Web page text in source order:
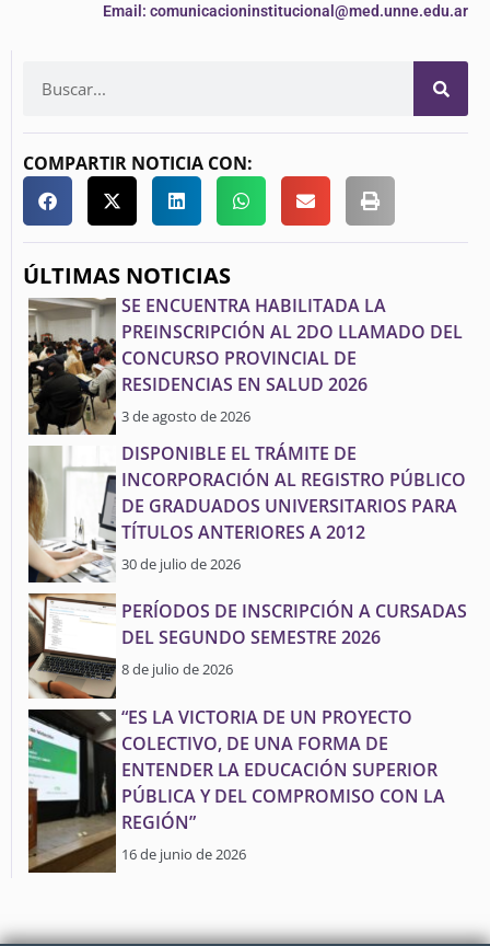
Email: comunicacioninstitucional@med.unne.edu.ar
COMPARTIR NOTICIA CON:
ÚLTIMAS NOTICIAS
SE ENCUENTRA HABILITADA LA
PREINSCRIPCIÓN AL 2DO LLAMADO DEL
CONCURSO PROVINCIAL DE
RESIDENCIAS EN SALUD 2026
3 de agosto de 2026
DISPONIBLE EL TRÁMITE DE
INCORPORACIÓN AL REGISTRO PÚBLICO
DE GRADUADOS UNIVERSITARIOS PARA
TÍTULOS ANTERIORES A 2012
30 de julio de 2026
PERÍODOS DE INSCRIPCIÓN A CURSADAS
DEL SEGUNDO SEMESTRE 2026
8 de julio de 2026
“ES LA VICTORIA DE UN PROYECTO
COLECTIVO, DE UNA FORMA DE
ENTENDER LA EDUCACIÓN SUPERIOR
PÚBLICA Y DEL COMPROMISO CON LA
REGIÓN”
16 de junio de 2026